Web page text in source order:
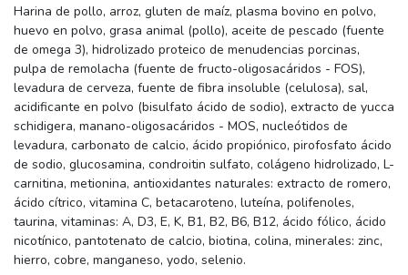
Harina de pollo, arroz, gluten de maíz, plasma bovino en polvo,
huevo en polvo, grasa animal (pollo), aceite de pescado (fuente
de omega 3), hidrolizado proteico de menudencias porcinas,
pulpa de remolacha (fuente de fructo-oligosacáridos - FOS),
levadura de cerveza, fuente de fibra insoluble (celulosa), sal,
acidificante en polvo (bisulfato ácido de sodio), extracto de yucca
schidigera, manano-oligosacáridos - MOS, nucleótidos de
levadura, carbonato de calcio, ácido propiónico, pirofosfato ácido
de sodio, glucosamina, condroitin sulfato, colágeno hidrolizado, L-
carnitina, metionina, antioxidantes naturales: extracto de romero,
ácido cítrico, vitamina C, betacaroteno, luteína, polifenoles,
taurina, vitaminas: A, D3, E, K, B1, B2, B6, B12, ácido fólico, ácido
nicotínico, pantotenato de calcio, biotina, colina, minerales: zinc,
hierro, cobre, manganeso, yodo, selenio.